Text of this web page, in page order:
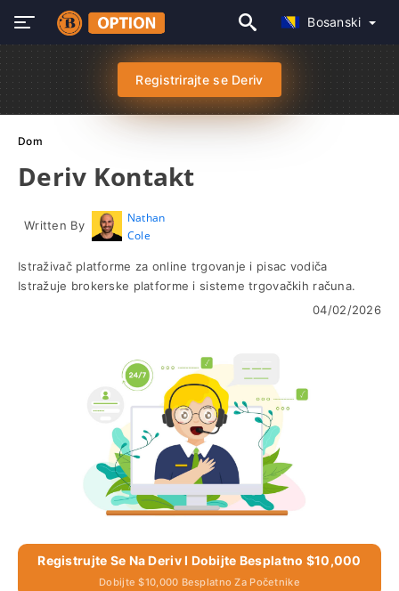
Bosanski
Registrirajte se Deriv
Dom
Deriv Kontakt
Written By
Nathan
Cole
Istraživač platforme za online trgovanje i pisac vodiča
Istražuje brokerske platforme i sisteme trgovačkih računa.
04/02/2026
Registrujte Se Na Deriv I Dobijte Besplatno $10,000
Dobijte $10,000 Besplatno Za Početnike